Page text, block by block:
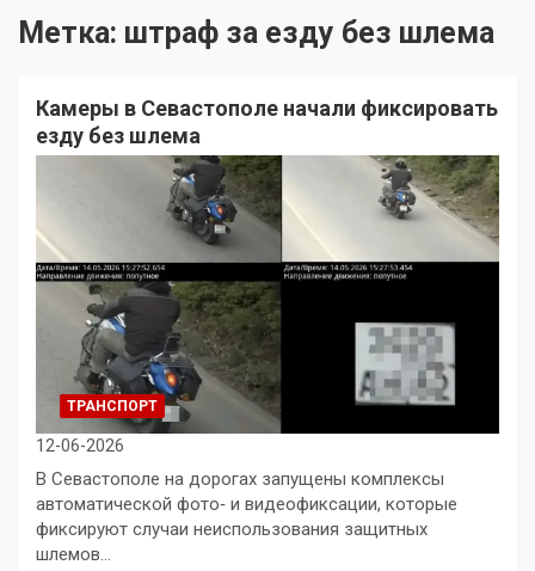
Метка: штраф за езду без шлема
Камеры в Севастополе начали фиксировать
езду без шлема
ТРАНСПОРТ
12-06-2026
В Севастополе на дорогах запущены комплексы
автоматической фото‑ и видеофиксации, которые
фиксируют случаи неиспользования защитных
шлемов…